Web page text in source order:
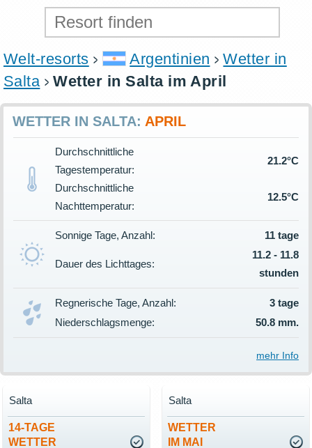
Welt-resorts Argentinien
Wetter in
Salta
Wetter in Salta im April
WETTER IN SALTA: APRIL
Durchschnittliche
Tagestemperatur:
21.2°C
Durchschnittliche
Nachttemperatur:
12.5°C
Sonnige Tage, Anzahl: 11 tage
Dauer des Lichttages:
11.2 - 11.8
stunden
Regnerische Tage, Anzahl:
3 tage
Niederschlagsmenge:
50.8 mm.
mehr Info
14-TAGE
WETTER
Salta
WETTER
IM MAI
Salta